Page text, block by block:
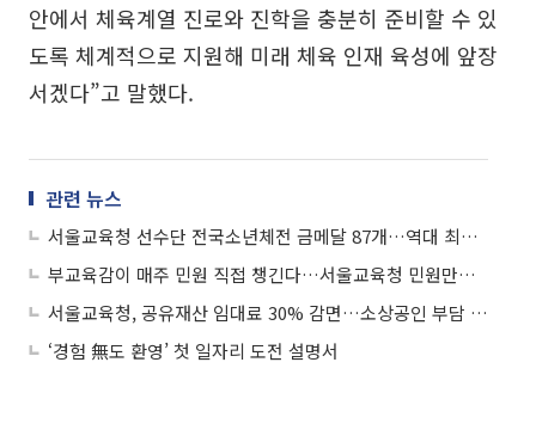
안에서 체육계열 진로와 진학을 충분히 준비할 수 있
도록 체계적으로 지원해 미래 체육 인재 육성에 앞장
서겠다”고 말했다.
관련 뉴스
서울교육청 선수단 전국소년체전 금메달 87개…역대 최고 성적
부교육감이 매주 민원 직접 챙긴다…서울교육청 민원만족도 4.9점 상승
서울교육청, 공유재산 임대료 30% 감면…소상공인 부담 낮춘다
‘경험 無도 환영’ 첫 일자리 도전 설명서